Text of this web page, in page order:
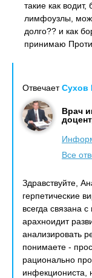
такие как водит,
лимфоузлы,
долго?? и как
принимаю
ОтвечаетСухов
Врач
Все
Здравствуйте,
герпетические
всегда связана
арахноидит
анализировать
понимаете -
рационально
инфекциониста,